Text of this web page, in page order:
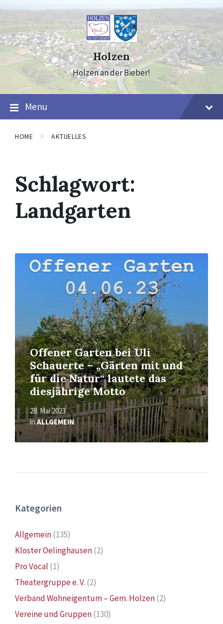
to
content
to
navigation
to
footer
Holzen
Holzen an der Bieber!
Menu
HOME AKTUELLES
Schlagwort:
Landgarten
Offener Garten bei Uli
Schauerte – „Gärten mit und
für die Natur“ lautete das
diesjährige Motto
28. Mai 2023
inALLGEMEIN
Mehr
erfahren
Kategorien
Allgemein(135)
Kloster Oelinghausen(2)
Pro Vocal (1)
Theatergruppe e. V. (2)
Verband Wohneigentum – Gem. Holzen(2)
Vereine und Gruppen(130)